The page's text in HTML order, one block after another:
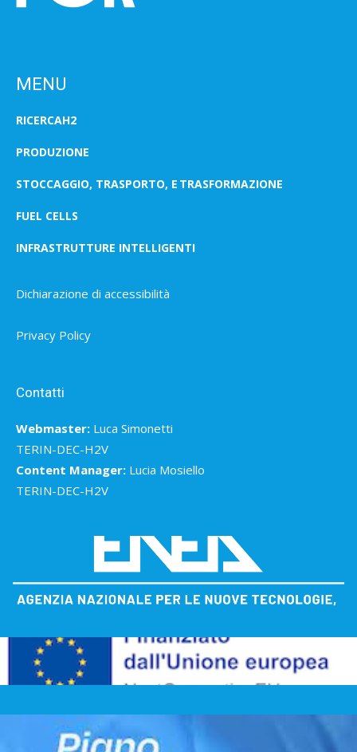
MENU
RICERCAH2
PRODUZIONE
STOCCAGGIO, TRASPORTO, E TRASFORMAZIONE
FUEL CELLS
INFRASTRUTTURE INTELLIGENTI
Dichiarazione di accessibilità
Privacy Policy
Contatti
Webmaster: Luca Simonetti
TERIN-DEC-H2V
Content Manager: Lucia Mosiello
TERIN-DEC-H2V